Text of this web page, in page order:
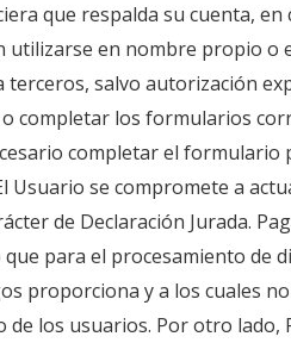
que respalda su cuenta,
en nombre propio
salvo autorización
completar los formularios
completar el
Usuario se compromete a
de Declaración Jurada.
para el procesamiento
proporciona y a los cuales
los usuarios. Por otro lado,